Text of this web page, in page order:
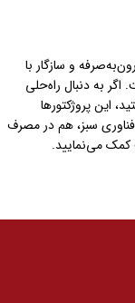
و سازگار با
به دنبال راه‌حلی
این پروژکتورها
فناوری سبز، هم در مصرف
می‌نمایید.